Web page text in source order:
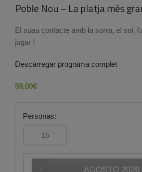
Poble Nou – La platja més
El suau contacte amb la sorra, el sol,
jugar !
Descarregar programa complet
59,00€
Personas:
AGOSTO 2026